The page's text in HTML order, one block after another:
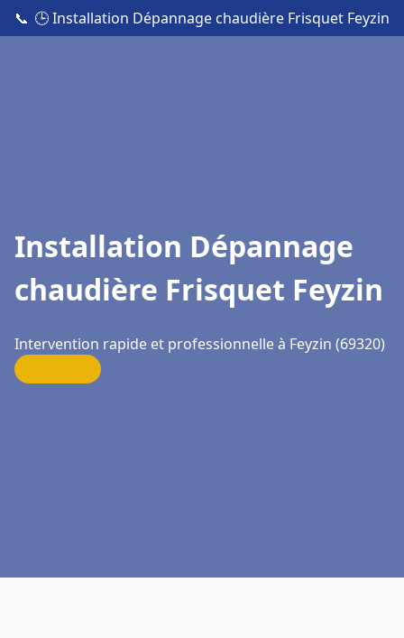
📞 🕒 Installation Dépannage chaudière Frisquet Feyzin
Installation Dépannage
chaudière Frisquet Feyzin
Intervention rapide et professionnelle à Feyzin (69320)